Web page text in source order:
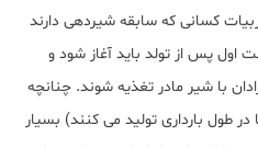
کسانی که سابقه شیردهی دارند
نماید. شیردهی در 24 ساعت اول پس از تولد باید آغاز شود و
با شیر مادر تغذیه شوند. چنانچه
طول بارداری تولید می کنند) بسیار